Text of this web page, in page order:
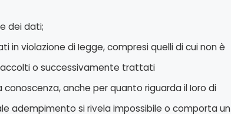
dei dati;
violazione di Iegge, compresi quelli di cui non è
o successivamente trattati
anche per quanto riguarda il Ioro di
adempimento si rivela impossibile o comporta un